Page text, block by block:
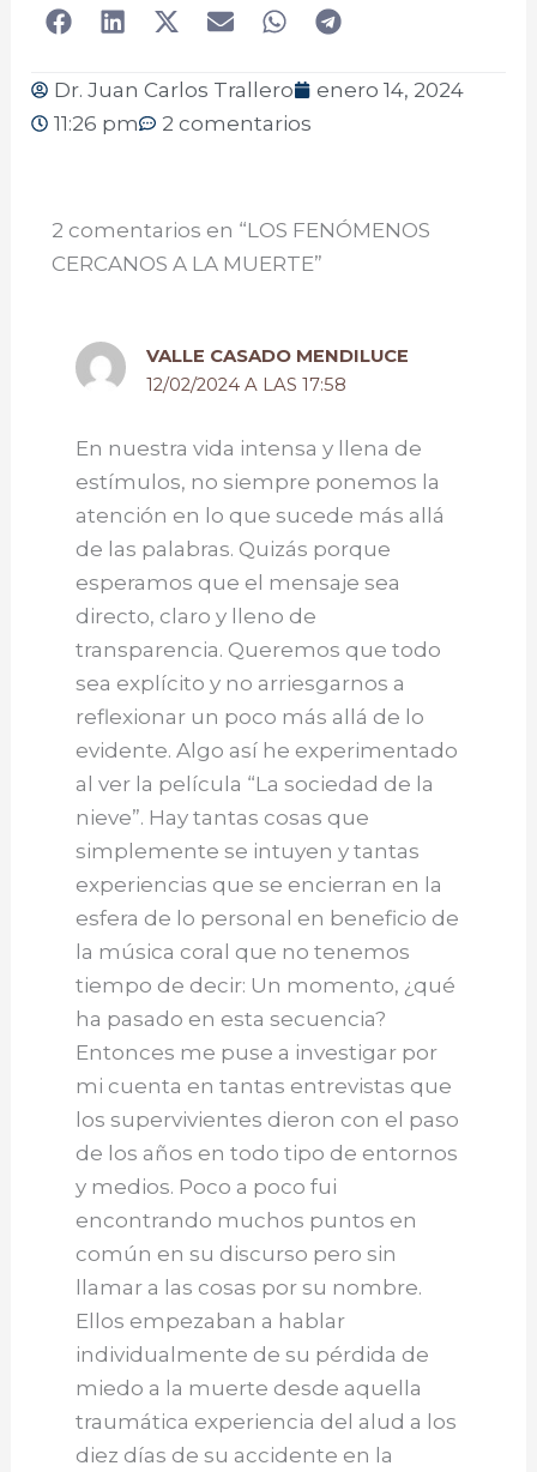
Dr. Juan Carlos Trallero
enero 14, 2024
11:26 pm
2 comentarios
2 comentarios en “LOS FENÓMENOS
CERCANOS A LA MUERTE”
VALLE CASADO MENDILUCE
12/02/2024 A LAS 17:58
En nuestra vida intensa y llena de
estímulos, no siempre ponemos la
atención en lo que sucede más allá
de las palabras. Quizás porque
esperamos que el mensaje sea
directo, claro y lleno de
transparencia. Queremos que todo
sea explícito y no arriesgarnos a
reflexionar un poco más allá de lo
evidente. Algo así he experimentado
al ver la película “La sociedad de la
nieve”. Hay tantas cosas que
simplemente se intuyen y tantas
experiencias que se encierran en la
esfera de lo personal en beneficio de
la música coral que no tenemos
tiempo de decir: Un momento, ¿qué
ha pasado en esta secuencia?
Entonces me puse a investigar por
mi cuenta en tantas entrevistas que
los supervivientes dieron con el paso
de los años en todo tipo de entornos
y medios. Poco a poco fui
encontrando muchos puntos en
común en su discurso pero sin
llamar a las cosas por su nombre.
Ellos empezaban a hablar
individualmente de su pérdida de
miedo a la muerte desde aquella
traumática experiencia del alud a los
diez días de su accidente en la